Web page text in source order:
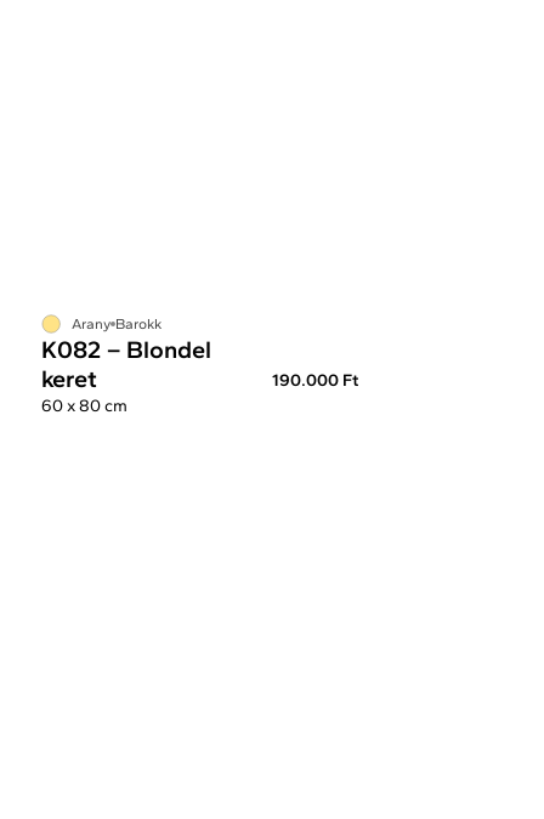
Arany Barokk
K082 – Blondel
keret
190.000 Ft
60 x 80 cm